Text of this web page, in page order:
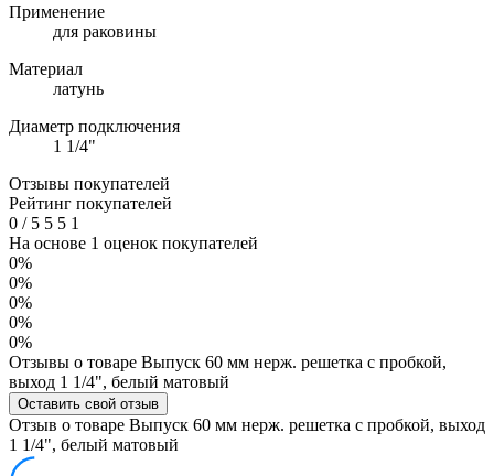
Применение
для раковины
Материал
латунь
Диаметр подключения
1 1/4"
Отзывы покупателей
Рейтинг покупателей
0 /5 5 5 1
На основе 1 оценок покупателей
0%
0%
0%
0%
0%
Отзывы о товаре Выпуск 60 мм нерж. решетка с пробкой,
выход 1 1/4", белый матовый
Оставить свой отзыв
Отзыв о товаре Выпуск 60 мм нерж. решетка с пробкой, выход
1 1/4", белый матовый